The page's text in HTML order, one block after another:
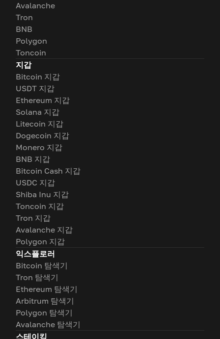
Avalanche
Tron
BNB
Polygon
Toncoin
지갑
Bitcoin 지갑
USDT 지갑
Ethereum 지갑
Solana 지갑
Litecoin 지갑
Dogecoin 지갑
Monero 지갑
BNB 지갑
Bitcoin Cash 지갑
USDC 지갑
Shiba Inu 지갑
Toncoin 지갑
Tron 지갑
Avalanche 지갑
Polygon 지갑
익스플로러
Bitcoin 탐색기
Tron 탐색기
Ethereum 탐색기
Arbitrum 탐색기
Polygon 탐색기
Avalanche 탐색기
스테이킹